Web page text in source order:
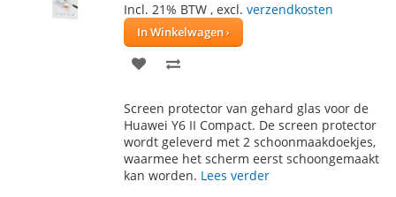
Incl. 21% BTW , excl. verzendkosten
In Winkelwagen
VOEG
AAN
VERLANGLIJST
TE
VERGELIJKEN
Screen protector van gehard glas voor de
Huawei Y6 II Compact. De screen protector
wordt geleverd met 2 schoonmaakdoekjes,
waarmee het scherm eerst schoongemaakt
kan worden. Lees verder